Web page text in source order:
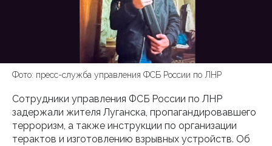
Фото: пресс-служба управления ФСБ России по ЛНР
Сотрудники управления ФСБ России по ЛНР
задержали жителя Луганска, пропагандировавшего
терроризм, а также инструкции по организации
терактов и изготовлению взрывных устройств. Об